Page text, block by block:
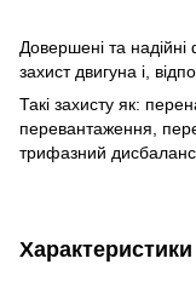
Довершені та
захист двигуна і,
Такі захисту як:
перевантаження,
трифазний
Характеристики